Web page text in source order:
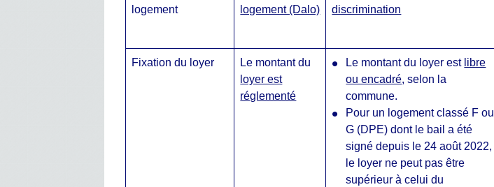
logement
logement (Dalo)
discrimination
Fixation du loyer
Le montant du
loyer est
réglementé
Le montant du loyer est libre
ou encadré, selon la
commune.
Pour un logement classé F ou
G (DPE) dont le bail a été
signé depuis le 24 août 2022,
le loyer ne peut pas être
supérieur à celui du